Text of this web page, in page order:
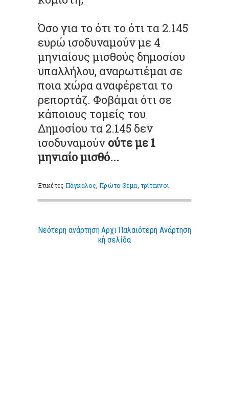
Όσο για το ότι το ότι τα 2.145
ευρώ ισοδυναμούν με 4
μηνιαίους μισθούς δημοσίου
υπαλλήλου, αναρωτιέμαι σε
ποια χώρα αναφέρεται το
ρεπορτάζ. Φοβάμαι ότι σε
κάποιους τομείς του
Δημοσίου τα 2.145 δεν
ισοδυναμούν ούτε με 1
μηνιαίο μισθό...
ΕτικέτεςΠάγκαλος ,Πρώτο Θέμα τρίτεκνοι
Νεότερη ανάρτηση Παλαιότερη Ανάρτηση
Αρχι
κή σελίδα